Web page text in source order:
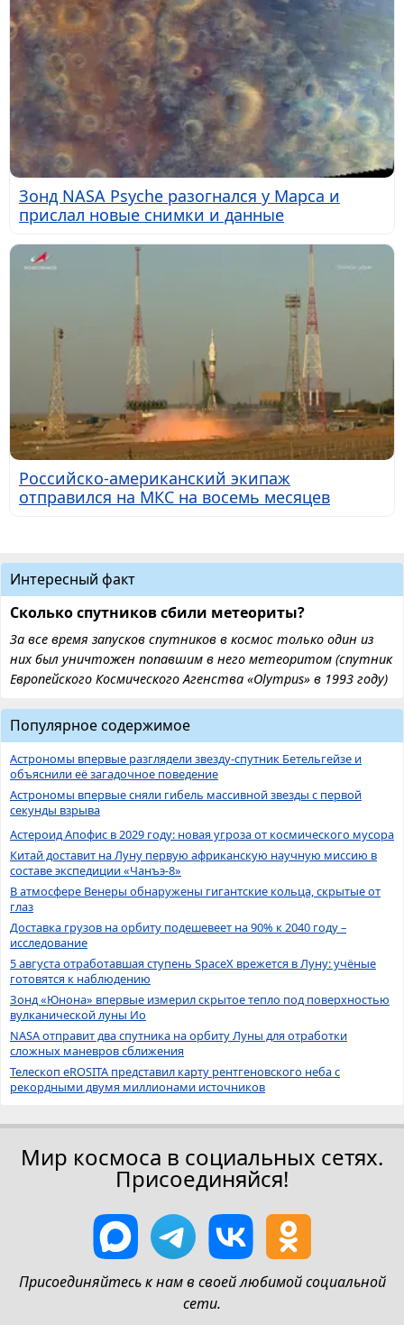
Зонд NASA Psyche разогнался у Марса и
прислал новые снимки и данные
Российско-американский экипаж
отправился на МКС на восемь месяцев
Интересный факт
Сколько спутников сбили метеориты?
За все время запусков спутников в космос только один из
них был уничтожен попавшим в него метеоритом (спутник
Европейского Космического Агенства «Olympus» в 1993 году)
Популярное содержимое
Астрономы впервые разглядели звезду-спутник Бетельгейзе и
объяснили её загадочное поведение
Астрономы впервые сняли гибель массивной звезды с первой
секунды взрыва
Астероид Апофис в 2029 году: новая угроза от космического мусора
Китай доставит на Луну первую африканскую научную миссию в
составе экспедиции «Чанъэ-8»
В атмосфере Венеры обнаружены гигантские кольца, скрытые от
глаз
Доставка грузов на орбиту подешевеет на 90% к 2040 году –
исследование
5 августа отработавшая ступень SpaceX врежется в Луну: учёные
готовятся к наблюдению
Зонд «Юнона» впервые измерил скрытое тепло под поверхностью
вулканической луны Ио
NASA отправит два спутника на орбиту Луны для отработки
сложных маневров сближения
Телескоп eROSITA представил карту рентгеновского неба с
рекордными двумя миллионами источников
Мир космоса в социальных сетях.
Присоединяйся!
Присоединяйтесь к нам в своей любимой социальной
сети.